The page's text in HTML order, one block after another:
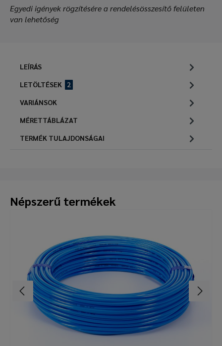
Egyedi igények rögzítésére a rendelésösszesítő felületen
van lehetőség
LEÍRÁS
LETÖLTÉSEK
2
VARIÁNSOK
MÉRETTÁBLÁZAT
TERMÉK TULAJDONSÁGAI
Népszerű termékek